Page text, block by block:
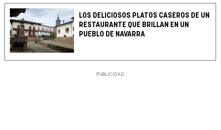
LOS DELICIOSOS PLATOS CASEROS DE UN
RESTAURANTE QUE BRILLAN EN UN
PUEBLO DE NAVARRA